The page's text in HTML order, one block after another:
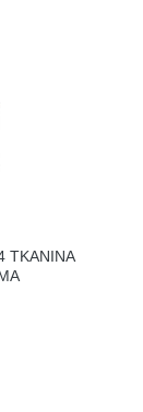
TKANINA